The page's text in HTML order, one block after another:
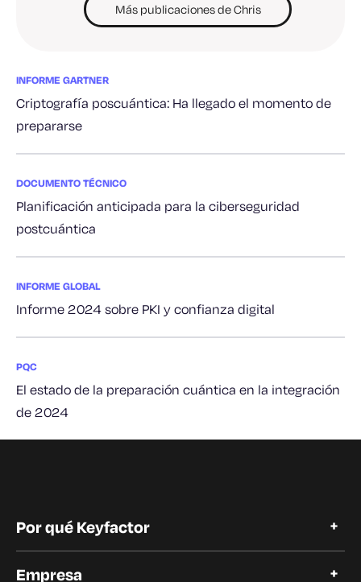
Más publicaciones de Chris
INFORME GARTNER
Criptografía poscuántica: Ha llegado el momento de
prepararse
DOCUMENTO TÉCNICO
Planificación anticipada para la ciberseguridad
postcuántica
INFORME GLOBAL
Informe 2024 sobre PKI y confianza digital
PQC
El estado de la preparación cuántica en la integración
de 2024
Por qué Keyfactor
Historias de clientes
Empresa